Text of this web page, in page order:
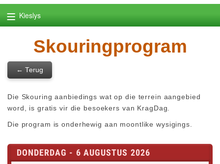
≡ Kieslys
Skouringprogram
← Terug
Die Skouring aanbiedings wat op die terrein aangebied
word, is gratis vir die besoekers van KragDag.
Die program is onderhewig aan moontlike wysigings.
DONDERDAG - 6 AUGUSTUS 2026